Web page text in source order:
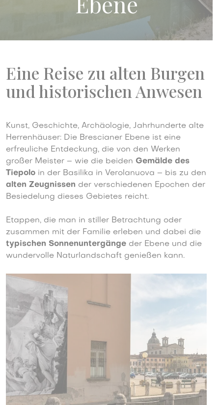
Eine Reise zu alten Burgen
und historischen Anwesen
Kunst, Geschichte, Archäologie, Jahrhunderte alte
Herrenhäuser: Die Brescianer Ebene ist eine
erfreuliche Entdeckung, die von den Werken
großer Meister – wie die beiden Gemälde des
Tiepolo in der Basilika in Verolanuova – bis zu den
alten Zeugnissen der verschiedenen Epochen der
Besiedelung dieses Gebietes reicht.
Etappen, die man in stiller Betrachtung oder
zusammen mit der Familie erleben und dabei die
typischen Sonnenuntergänge der Ebene und die
wundervolle Naturlandschaft genießen kann.